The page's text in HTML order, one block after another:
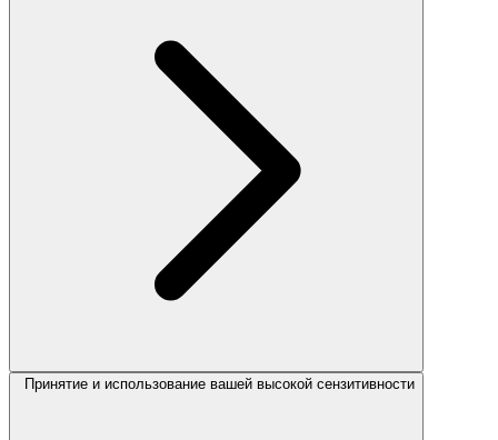
Принятие и использование вашей высокой сензитивности